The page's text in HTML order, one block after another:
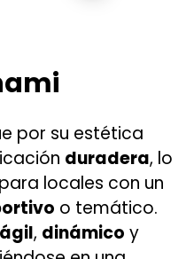
por su estética
duradera, lo
locales con un
o temático.
ágil, dinámico y